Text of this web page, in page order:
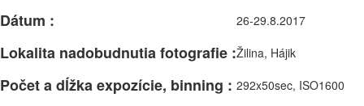
Dátum :
26-29.8.2017
Lokalita nadobudnutia fotografie :Žilina, Hájik
Počet a dĺžka expozície, binning : 292x50sec, ISO1600